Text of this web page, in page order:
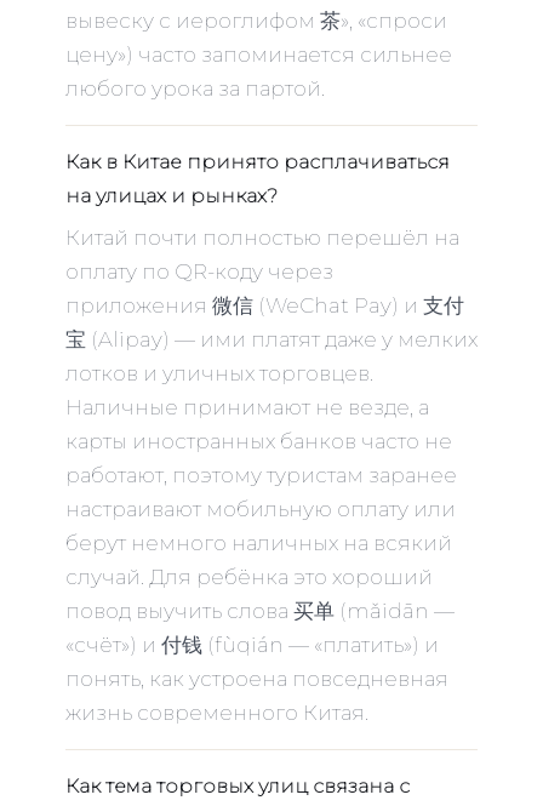
вывеску с иероглифом 茶», «спроси
цену») часто запоминается сильнее
любого урока за партой.
Как в Китае принято расплачиваться
на улицах и рынках?
Китай почти полностью перешёл на
оплату по QR-коду через
приложения 微信 (WeChat Pay) и 支付
宝 (Alipay) — ими платят даже у мелких
лотков и уличных торговцев.
Наличные принимают не везде, а
карты иностранных банков часто не
работают, поэтому туристам заранее
настраивают мобильную оплату или
берут немного наличных на всякий
случай. Для ребёнка это хороший
повод выучить слова 买单 (mǎidān —
«счёт») и 付钱 (fùqián — «платить») и
понять, как устроена повседневная
жизнь современного Китая.
Как тема торговых улиц связана с